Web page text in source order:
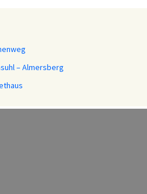
– Almersberg